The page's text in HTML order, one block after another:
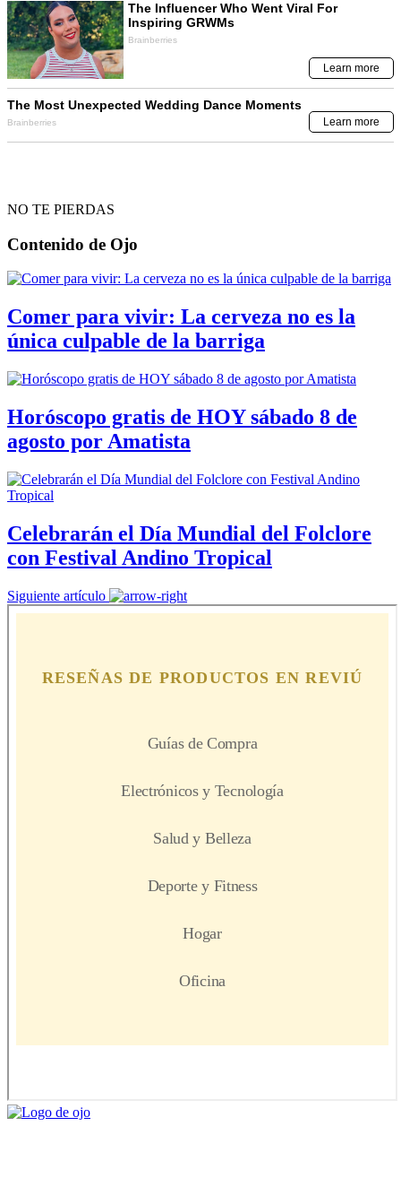
NO TE PIERDAS
Contenido de Ojo
Comer para vivir: La cerveza no es la
única culpable de la barriga
Horóscopo gratis de HOY sábado 8 de
agosto por Amatista
Celebrarán el Día Mundial del Folclore
con Festival Andino Tropical
Siguiente artículo